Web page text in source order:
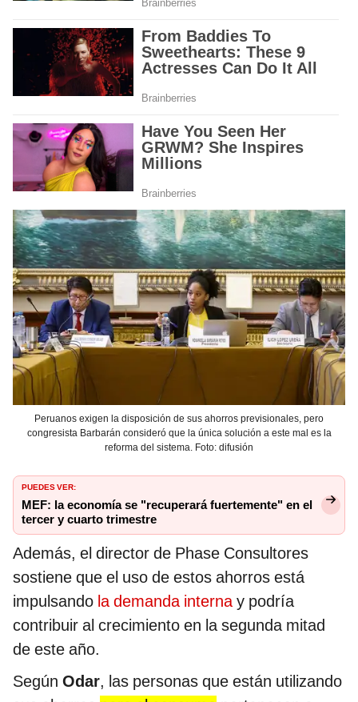
Peruanos exigen la disposición de sus ahorros previsionales, pero
congresista Barbarán consideró que la única solución a este mal es la
reforma del sistema. Foto: difusión
PUEDES VER:
MEF: la economía se "recuperará fuertemente" en el
tercer y cuarto trimestre
Además, el director de Phase Consultores
sostiene que el uso de estos ahorros está
impulsando la demanda internay podría
contribuir al crecimiento en la segunda mitad
de este año.
Según Odar, las personas que están utilizando